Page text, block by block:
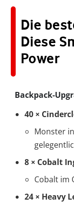
Die
Diese
Power
Backpack-
40 ×
Monster
8 × Cobalt
Cobalt im
24 × Heavy